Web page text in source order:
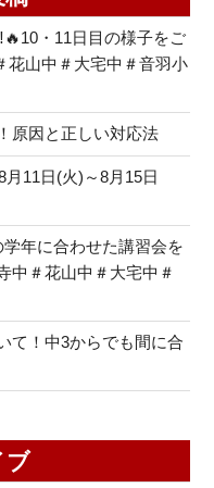
・11日目の様子をご
花山中＃大宅中＃音羽小
原因と正しい対応法
11日(火)～8月15日
年に合わせた講習会を
中＃花山中＃大宅中＃
て！中3からでも間に合
ブ